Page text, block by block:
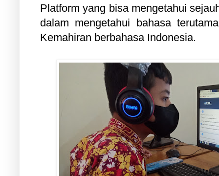
Platform yang bisa mengetahui
dalam mengetahui bahasa
Kemahiran berbahasa Indonesia.